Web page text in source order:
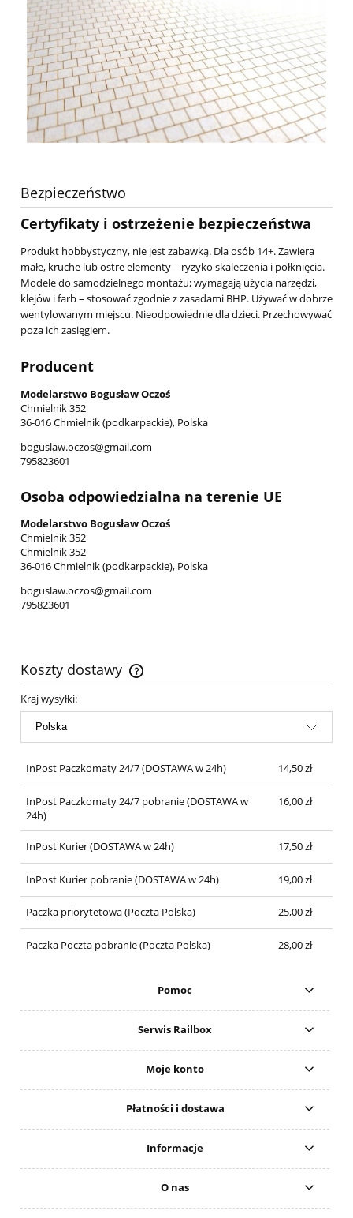
Bezpieczeństwo
Certyfikaty i ostrzeżenie bezpieczeństwa
Produkt hobbystyczny, nie jest zabawką. Dla osób 14+. Zawiera
małe, kruche lub ostre elementy – ryzyko skaleczenia i połknięcia.
Modele do samodzielnego montażu; wymagają użycia narzędzi,
klejów i farb – stosować zgodnie z zasadami BHP. Używać w dobrze
wentylowanym miejscu. Nieodpowiednie dla dzieci. Przechowywać
poza ich zasięgiem.
Producent
Modelarstwo Bogusław Oczoś
Chmielnik 352
36-016 Chmielnik (podkarpackie), Polska
boguslaw.oczos@gmail.com
795823601
Osoba odpowiedzialna na terenie UE
Modelarstwo Bogusław Oczoś
Chmielnik 352
Chmielnik 352
36-016 Chmielnik (podkarpackie), Polska
boguslaw.oczos@gmail.com
795823601
Koszty dostawy
Cena nie zawiera ewentualnych kosztów płatności
Kraj wysyłki:
InPost Paczkomaty 24/7(DOSTAWA w 24h) 14,50 zł
InPost Paczkomaty 24/7 pobranie(DOSTAWA w
24h)
16,00 zł
InPost Kurier(DOSTAWA w 24h) 17,50 zł
InPost Kurier pobranie(DOSTAWA w 24h) 19,00 zł
Paczka priorytetowa(Poczta Polska) 25,00 zł
Paczka Poczta pobranie(Poczta Polska) 28,00 zł
Pomoc
Serwis Railbox
Moje konto
Płatności i dostawa
Informacje
O nas